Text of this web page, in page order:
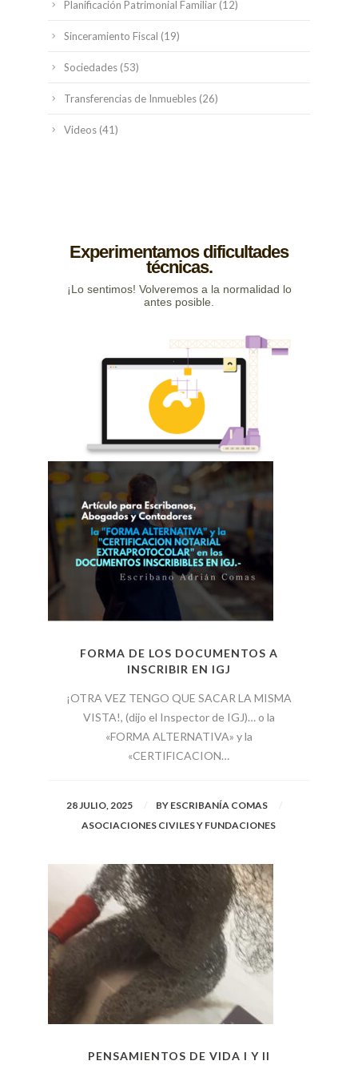
Planificación Patrimonial Familiar(12)
Sinceramiento Fiscal (19)
Sociedades(53)
Transferencias de Inmuebles(26)
Videos(41)
FORMA DE LOS DOCUMENTOS A
INSCRIBIR EN IGJ
¡OTRA VEZ TENGO QUE SACAR LA MISMA
VISTA!, (dijo el Inspector de IGJ)… o la
«FORMA ALTERNATIVA» y la
«CERTIFICACION…
28 JULIO, 2025 BY ESCRIBANÍA COMAS
ASOCIACIONES CIVILES Y FUNDACIONES
PENSAMIENTOS DE VIDA I Y II